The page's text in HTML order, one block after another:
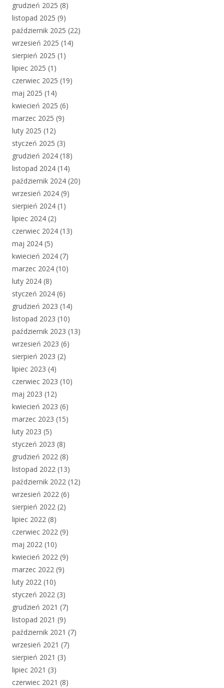
grudzień 2025 (8)
listopad 2025 (9)
październik 2025 (22)
wrzesień 2025 (14)
sierpień 2025 (1)
lipiec 2025 (1)
czerwiec 2025 (19)
maj 2025 (14)
kwiecień 2025 (6)
marzec 2025 (9)
luty 2025 (12)
styczeń 2025 (3)
grudzień 2024 (18)
listopad 2024 (14)
październik 2024 (20)
wrzesień 2024 (9)
sierpień 2024 (1)
lipiec 2024 (2)
czerwiec 2024 (13)
maj 2024 (5)
kwiecień 2024 (7)
marzec 2024 (10)
luty 2024 (8)
styczeń 2024 (6)
grudzień 2023 (14)
listopad 2023 (10)
październik 2023 (13)
wrzesień 2023 (6)
sierpień 2023 (2)
lipiec 2023 (4)
czerwiec 2023 (10)
maj 2023 (12)
kwiecień 2023 (6)
marzec 2023 (15)
luty 2023 (5)
styczeń 2023 (8)
grudzień 2022 (8)
listopad 2022 (13)
październik 2022 (12)
wrzesień 2022 (6)
sierpień 2022 (2)
lipiec 2022 (8)
czerwiec 2022 (9)
maj 2022 (10)
kwiecień 2022 (9)
marzec 2022 (9)
luty 2022 (10)
styczeń 2022 (3)
grudzień 2021 (7)
listopad 2021 (9)
październik 2021 (7)
wrzesień 2021 (7)
sierpień 2021 (3)
lipiec 2021 (3)
czerwiec 2021 (8)